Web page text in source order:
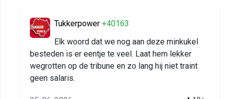
Tukkerpower +40163
Elk woord dat we nog aan deze minkukel
besteden is er eentje te veel. Laat hem lekker
wegrotten op de tribune en zo lang hij niet traint
geen salaris.